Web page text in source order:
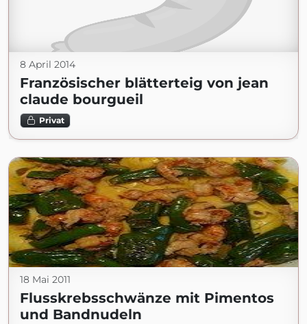
8 April 2014
Französischer blätterteig von jean
claude bourgueil
Privat
18 Mai 2011
Flusskrebsschwänze mit Pimentos
und Bandnudeln